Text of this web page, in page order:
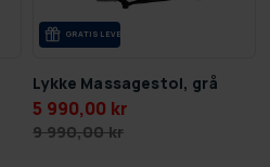
GRA­TIS LE­VE­RANS
Lykke Massagestol, grå
5 990,00 kr
9 990,00 kr